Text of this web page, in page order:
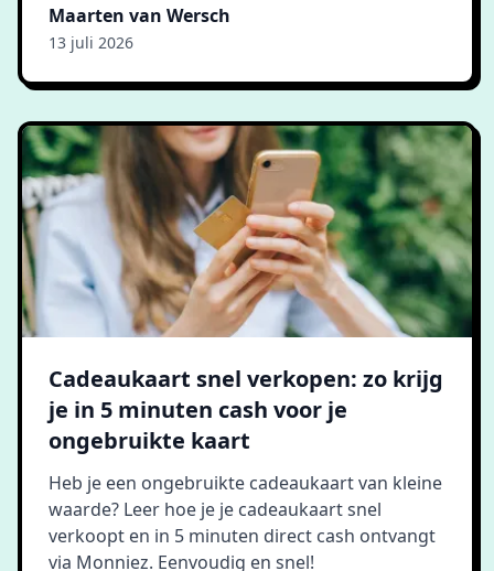
Maarten van Wersch
13 juli 2026
Cadeaukaart snel verkopen: zo krijg
je in 5 minuten cash voor je
ongebruikte kaart
Heb je een ongebruikte cadeaukaart van kleine
waarde? Leer hoe je je cadeaukaart snel
verkoopt en in 5 minuten direct cash ontvangt
via Monniez. Eenvoudig en snel!